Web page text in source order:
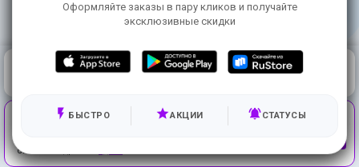
2026 Гипер Лось
ГЛАВНАЯ
КОРЗИНА
0 ₽ ВОЙТИ
Используя сервис, вы принимаете условия
систем. Подробнее
Оформляйте заказы в пару кликов и получайте
эксклюзивные скидки
flash_on БЫСТРО starАКЦИИ notifications_activeСТАТУСЫ